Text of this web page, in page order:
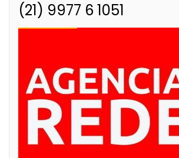
(21) 9977 6 1051